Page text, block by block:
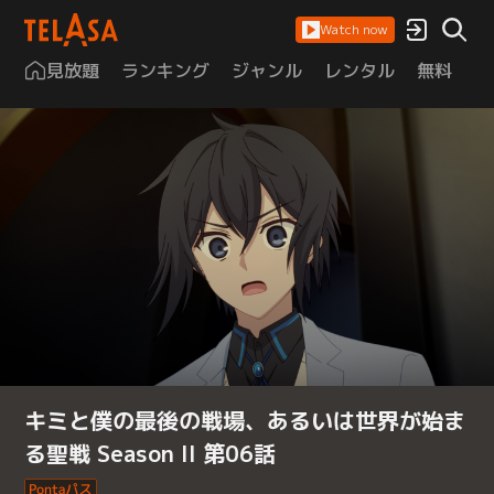
Watch now
見放題 ランキング ジャンル レンタル 無料
キミと僕の最後の戦場、あるいは世界が始ま
る聖戦 Season II 第06話